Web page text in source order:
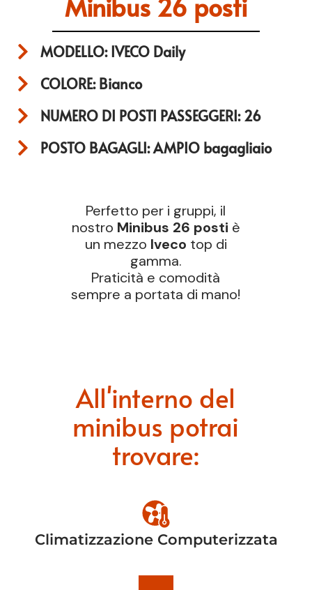
MODELLO: IVECO Daily
COLORE: Bianco
NUMERO DI POSTI PASSEGGERI: 26
POSTO BAGAGLI: AMPIO bagagliaio
Perfetto per i gruppi, il
nostro Minibus 26 posti è
un mezzo Iveco top di
gamma.
Praticità e comodità
sempre a portata di mano!
All'interno del
minibus potrai
trovare:
Climatizzazione Computerizzata